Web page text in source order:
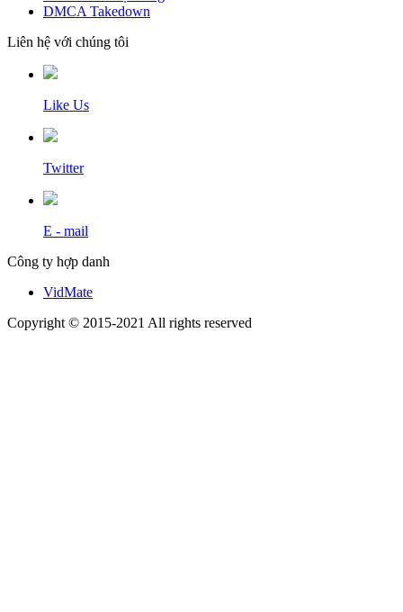
DMCA Takedown
Liên hệ với chúng tôi
Like Us
Twitter
E - mail
Công ty hợp danh
VidMate
Copyright © 2015-2021 All rights reserved